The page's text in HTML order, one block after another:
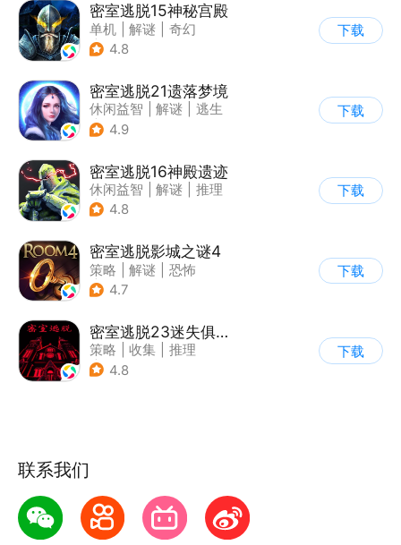
密室逃脱15神秘宫殿
单机 解谜
奇幻
| 密室逃脱
4.8
下载
密室逃脱21遗落梦境
休闲益智 解谜
逃生
| 密室逃脱
4.9
下载
密室逃脱16神殿遗迹
休闲益智 解谜
推理
| 密室逃脱
4.8
下载
密室逃脱影城之谜4
策略 解谜
恐怖
| 密室逃脱
4.7
下载
密室逃脱23迷失俱乐部
策略 收集
推理
| 密室逃脱
4.8
下载
联系我们